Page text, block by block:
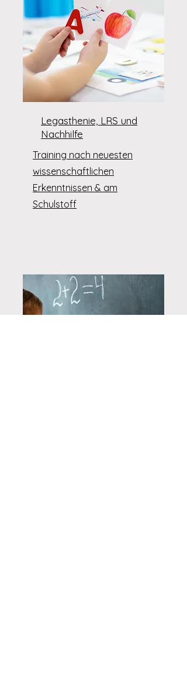
Legasthenie, LRS und
Nachhilfe
Training nach neuesten
wissenschaftlichen
Erkenntnissen & am
Schulstoff